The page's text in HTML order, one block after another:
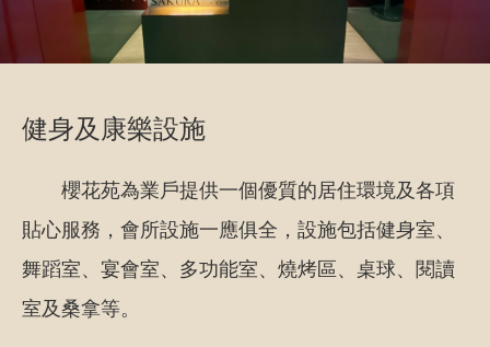
健身及康樂設施
櫻花苑為業戶提供一個優質的居住環境及各項
貼心服務，會所設施一應俱全，設施包括健身室、
舞蹈室、宴會室、多功能室、燒烤區、桌球、閱讀
室及桑拿等。